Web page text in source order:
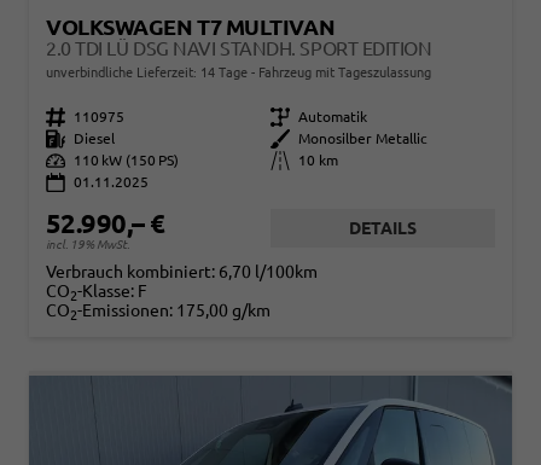
VOLKSWAGEN T7 MULTIVAN
2.0 TDI LÜ DSG NAVI STANDH. SPORT EDITION
unverbindliche Lieferzeit: 14 Tage Fahrzeug mit Tageszulassung
Fahrzeugnr. 110975 Getriebe Automatik
Kraftstoff
Diesel Außenfarbe
Monosilber Metallic
Leistung
110 kW (150 PS) Kilometerstand
10 km
01.11.2025
52.990,– €
incl. 19% MwSt.
DETAILS
Verbrauch kombiniert: 6,70 l/100km
CO2-Klasse: F
CO2-Emissionen: 175,00 g/km